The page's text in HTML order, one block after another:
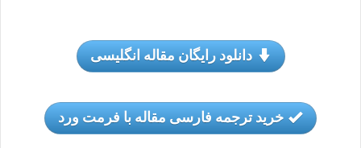
دانلود رایگان مقاله انگلیسی
خرید ترجمه فارسی مقاله با فرمت ورد